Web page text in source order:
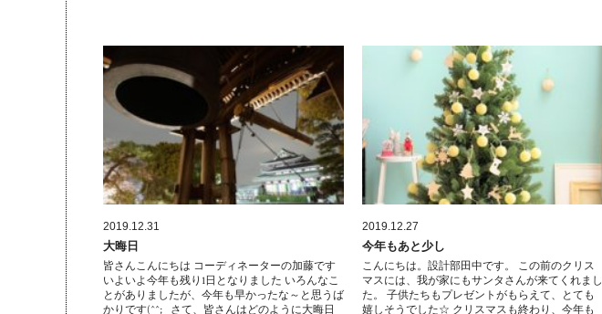
2019.12.31
大晦日
皆さんこんにちは コーディネーターの加藤です
いよいよ今年も残り1日となりました いろんなこ
とがありましたが、今年も早かったな～と思うば
かりです(^^; さて、皆さんはどのように大晦日
2019.12.27
今年もあと少し
こんにちは。設計部田中です。 この前のクリス
マスには、我が家にもサンタさんが来てくれまし
た。 子供たちもプレゼントがもらえて、とても
嬉しそうでした☆ クリスマスも終わり、今年も